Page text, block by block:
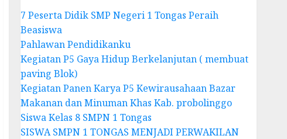
7 Peserta Didik SMP Negeri 1 Tongas Peraih
Beasiswa
Pahlawan Pendidikanku
Kegiatan P5 Gaya Hidup Berkelanjutan ( membuat
paving Blok)
Kegiatan Panen Karya P5 Kewirausahaan Bazar
Makanan dan Minuman Khas Kab. probolinggo
Siswa Kelas 8 SMPN 1 Tongas
SISWA SMPN 1 TONGAS MENJADI PERWAKILAN